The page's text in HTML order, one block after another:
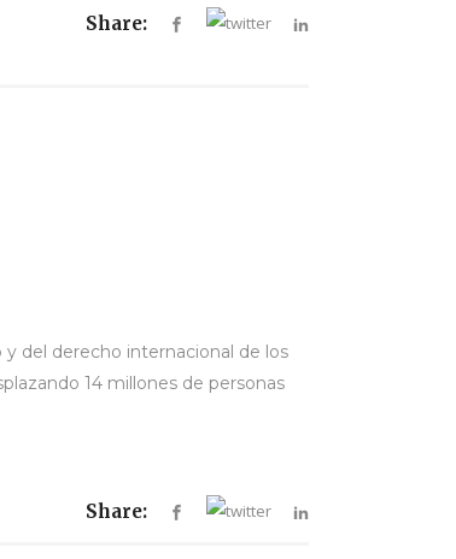
Share:
y del derecho internacional de los
14 millones de personas
Share: